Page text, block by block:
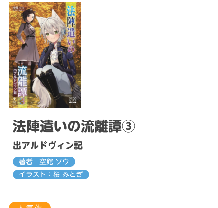
法陣遣いの流離譚③
出アルドヴィン記
著者：空館 ソウ
イラスト：桜 みとぎ